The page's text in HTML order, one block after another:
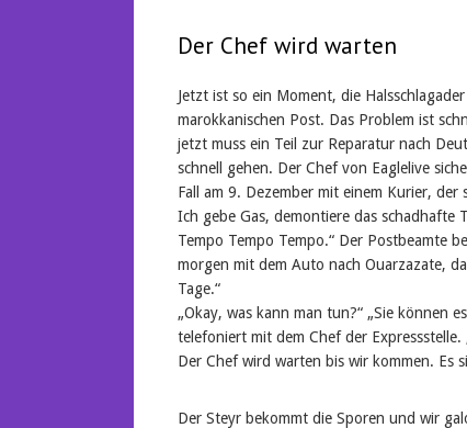
Der Chef wird warten
Jetzt ist so ein Moment, die
marokkanischen Post. Das Problem ist
jetzt muss ein Teil zur Reparatur nach
schnell gehen. Der Chef von Eaglelive
Fall am 9. Dezember mit einem Kurier,
Ich gebe Gas, demontiere das schadhafte
Tempo Tempo Tempo.“ Der Postbeamte
morgen mit dem Auto nach Ouarzazate,
Tage.“
„Okay, was kann man tun?“ „Sie können
telefoniert mit dem Chef der Expressstelle.
Der Chef wird warten bis wir kommen. Es
Der Steyr bekommt die Sporen und wir